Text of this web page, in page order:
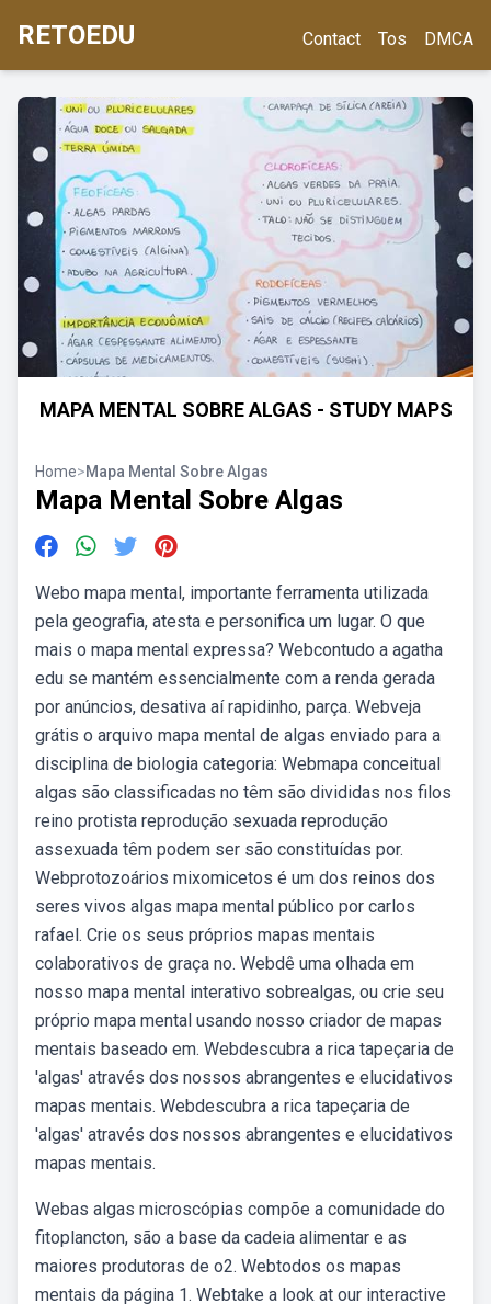
RETOEDU Contact Tos DMCA
MAPA MENTAL SOBRE ALGAS - STUDY MAPS
Home>Mapa Mental Sobre Algas
Mapa Mental Sobre Algas
Webo mapa mental, importante ferramenta utilizada
pela geografia, atesta e personifica um lugar. O que
mais o mapa mental expressa? Webcontudo a agatha
edu se mantém essencialmente com a renda gerada
por anúncios, desativa aí rapidinho, parça. Webveja
grátis o arquivo mapa mental de algas enviado para a
disciplina de biologia categoria: Webmapa conceitual
algas são classificadas no têm são divididas nos filos
reino protista reprodução sexuada reprodução
assexuada têm podem ser são constituídas por.
Webprotozoários mixomicetos é um dos reinos dos
seres vivos algas mapa mental público por carlos
rafael. Crie os seus próprios mapas mentais
colaborativos de graça no. Webdê uma olhada em
nosso mapa mental interativo sobrealgas, ou crie seu
próprio mapa mental usando nosso criador de mapas
mentais baseado em. Webdescubra a rica tapeçaria de
'algas' através dos nossos abrangentes e elucidativos
mapas mentais. Webdescubra a rica tapeçaria de
'algas' através dos nossos abrangentes e elucidativos
mapas mentais.
Webas algas microscópias compõe a comunidade do
fitoplancton, são a base da cadeia alimentar e as
maiores produtoras de o2. Webtodos os mapas
mentais da página 1. Webtake a look at our interactive